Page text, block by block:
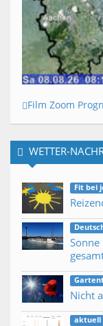
Film Zoom
WETTER-
Fit bei
Nicht
aktuell